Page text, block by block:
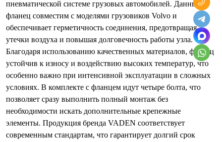
пневматической системе грузовых автомобилей. Данный
фланец совместим с моделями грузовиков Volvo и
обеспечивает герметичность соединения, предотвращая
утечки воздуха и повышая долговечность работы узла.
Благодаря использованию качественных материалов, фланец
устойчив к износу и воздействию высоких температур, что
особенно важно при интенсивной эксплуатации в сложных
условиях. В комплекте с фланцем идут четыре болта, что
позволяет сразу выполнить полный монтаж без
необходимости искать дополнительные крепежные
элементы. Продукция бренда VADEN соответствует
современным стандартам, что гарантирует долгий срок